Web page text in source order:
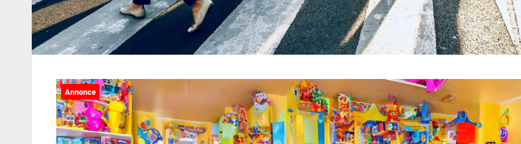
Annonce